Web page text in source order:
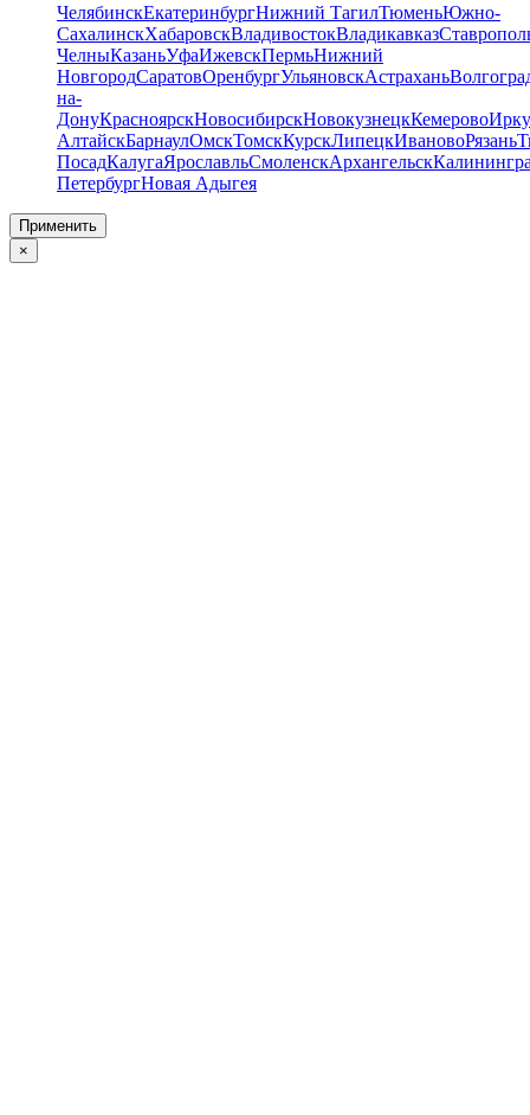
ЧелябинскЕкатеринбургНижний ТагилТюменьЮжно-
СахалинскХабаровскВладивостокВладикавказ
ЧелныКазаньУфаИжевскПермьНижний
НовгородСаратовОренбургУльяновскАстрахань
на-
ДонуКрасноярскНовосибирскНовокузнецкКемерово
АлтайскБарнаулОмскТомскКурскЛипецкИвановоРязань
ПосадКалугаЯрославльСмоленскАрхангельск
ПетербургНовая Адыгея
Применить
×